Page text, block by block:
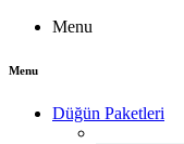
Menu
Menu
Düğün Paketleri